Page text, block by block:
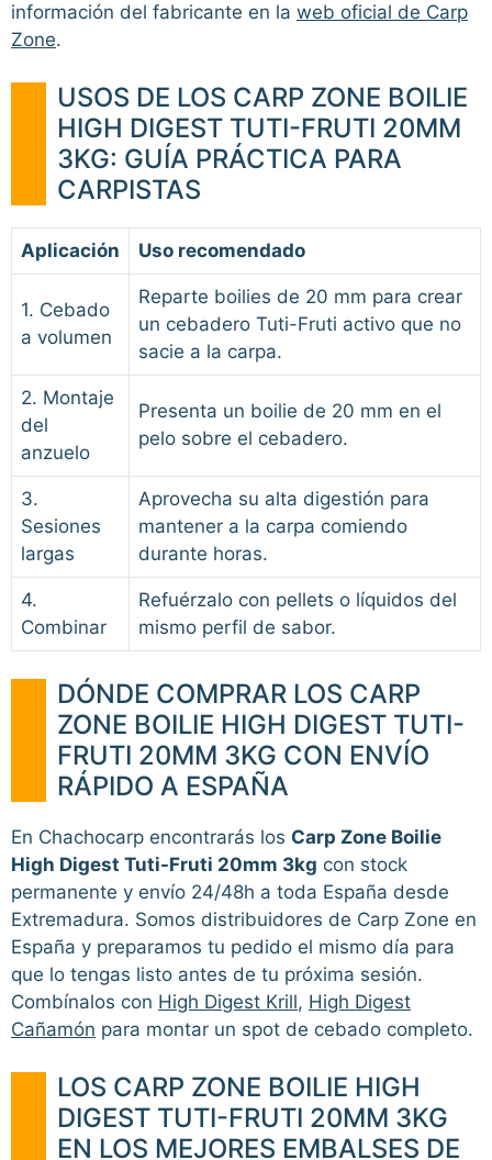
información del fabricante en la web oficial de Carp
Zone.
USOS DE LOS CARP ZONE BOILIE
HIGH DIGEST TUTI-FRUTI 20MM
3KG: GUÍA PRÁCTICA PARA
CARPISTAS
Aplicación Uso recomendado
1. Cebado
a volumen
Reparte boilies de 20 mm para crear
un cebadero Tuti-Fruti activo que no
sacie a la carpa.
2. Montaje
del
anzuelo
Presenta un boilie de 20 mm en el
pelo sobre el cebadero.
3.
Sesiones
largas
Aprovecha su alta digestión para
mantener a la carpa comiendo
durante horas.
4.
Combinar
Refuérzalo con pellets o líquidos del
mismo perfil de sabor.
DÓNDE COMPRAR LOS CARP
ZONE BOILIE HIGH DIGEST TUTI-
FRUTI 20MM 3KG CON ENVÍO
RÁPIDO A ESPAÑA
En Chachocarp encontrarás los Carp Zone Boilie
High Digest Tuti-Fruti 20mm 3kg con stock
permanente y envío 24/48h a toda España desde
Extremadura. Somos distribuidores de Carp Zone en
España y preparamos tu pedido el mismo día para
que lo tengas listo antes de tu próxima sesión.
Combínalos con High Digest Krill, High Digest
Cañamón para montar un spot de cebado completo.
LOS CARP ZONE BOILIE HIGH
DIGEST TUTI-FRUTI 20MM 3KG
EN LOS MEJORES EMBALSES DE